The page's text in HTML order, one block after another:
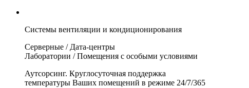
Системы вентиляции и кондиционирования
Серверные /Дата-центры
Лаборатории /Помещения с особыми условиями
Аутсорсинг. Круглосуточная поддержка
температуры Ваших помещений в режиме 24/7/365